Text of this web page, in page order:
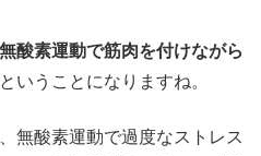
無酸素運動で筋肉を付けながら
ということになりますね。
無酸素運動で過度なストレス